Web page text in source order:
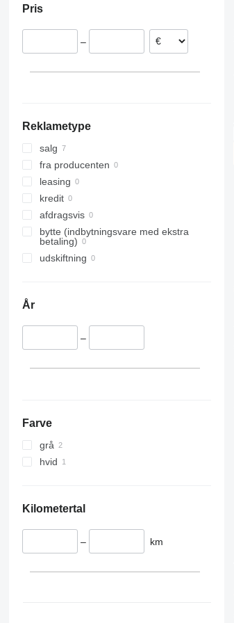
Portugal
Pris
–
Reklametype
salg
fra producenten
leasing
kredit
afdragsvis
bytte (indbytningsvare med ekstra
betaling)
udskiftning
År
–
Farve
grå
hvid
Kilometertal
– km